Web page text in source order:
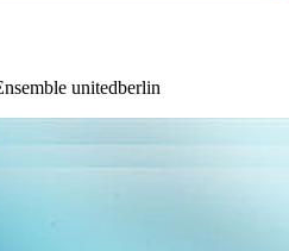
unitedberlin